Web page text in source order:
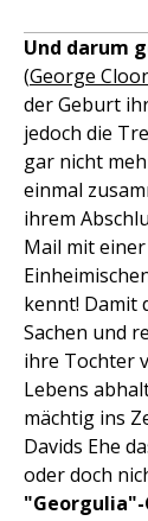
Und darum
(George
der Geburt
jedoch die
gar nicht
einmal
ihrem
Mail mit
kennt! Damit
Sachen und
ihre Tochter
Lebens
mächtig ins
Davids Ehe
oder doch
"Georgulia"-